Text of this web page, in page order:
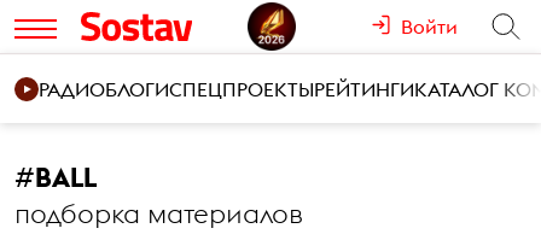
Войти
РАДИОБЛОГИСПЕЦПРОЕКТЫРЕЙТИНГИКАТАЛОГ
#BALL
подборка материалов